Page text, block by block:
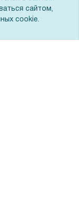
сайтом,
cookie.